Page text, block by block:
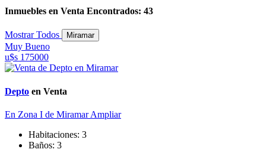
Inmuebles en Venta Encontrados: 43
Mostrar Todos Miramar
Muy Bueno
u$s 175000
Depto en Venta
En Zona I de MiramarAmpliar
Habitaciones: 3
Baños: 3